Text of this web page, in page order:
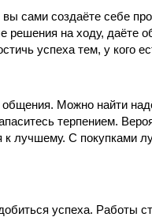
сами создаёте себе
решения на ходу, даёте
успеха тем, у кого
общения. Можно найти
терпением.
к лучшему. С покупками
успеха. Работы